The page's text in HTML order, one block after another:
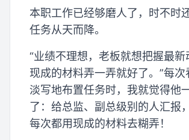
本职工作已经够磨人了，时不时
任务从天而降。
“业绩不理想，老板就想把握最新
现成的材料弄一弄就好了。”每
淡写地布置任务时，我就觉得他
了：给总监、副总级别的人汇报
每次都用现成的材料去糊弄！